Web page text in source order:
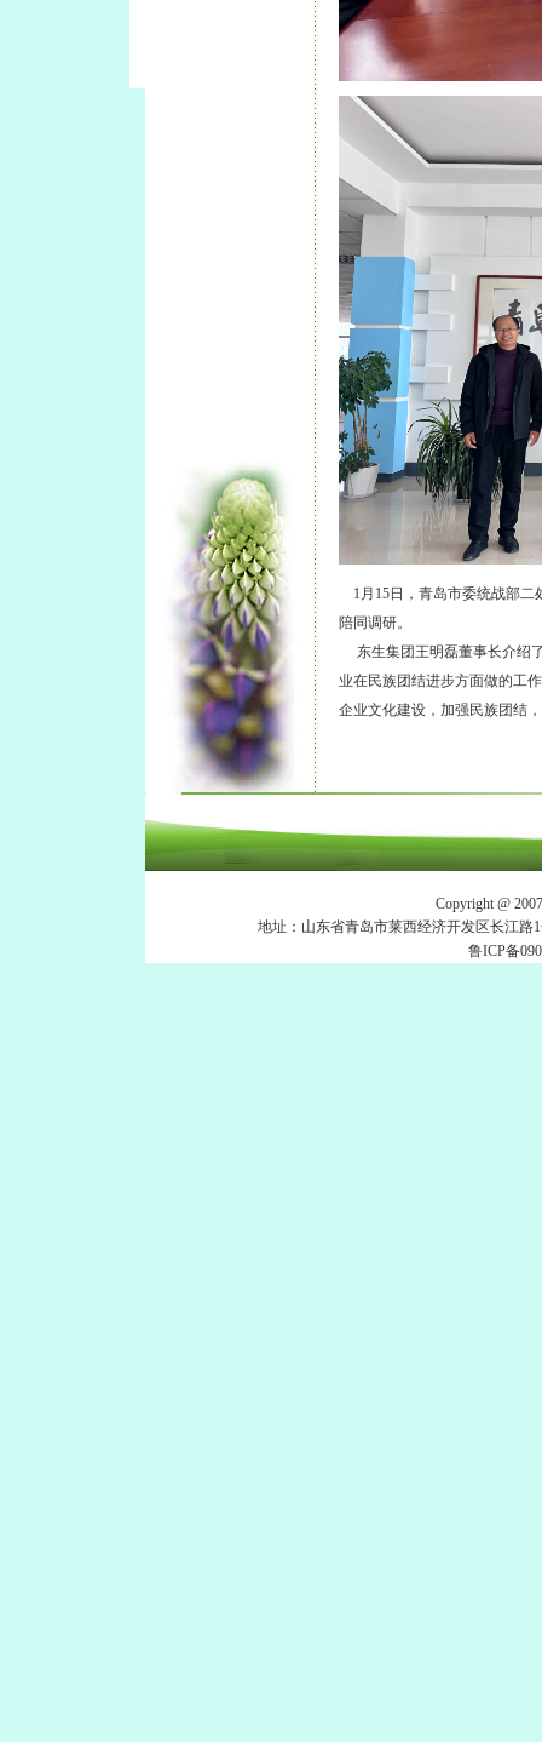
1月15日，青岛市委统战部二
陪同调研。
东生集团王明磊董事长介绍
业在民族团结进步方面做的工
企业文化建设，加强民族团结
Copyright @
地址：山东省青岛市莱西经济开发区长江路
鲁ICP备